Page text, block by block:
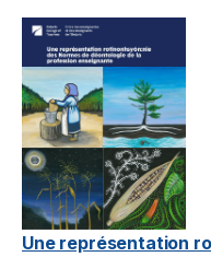
Une représentation